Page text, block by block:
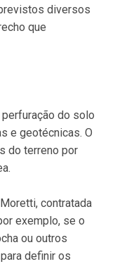
diversos
que
do solo
e geotécnicas. O
do terreno por
contratada
exemplo, se o
ou outros
definir os